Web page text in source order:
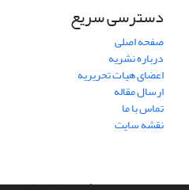
دسترسی سریع
صفحه اصلی
درباره نشریه
اعضای هیات تحریریه
ارسال مقاله
تماس با ما
نقشه سایت